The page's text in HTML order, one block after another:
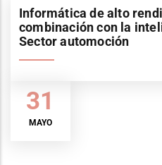
31
MAYO
Informática de alto
combinación con la
Sector automoción